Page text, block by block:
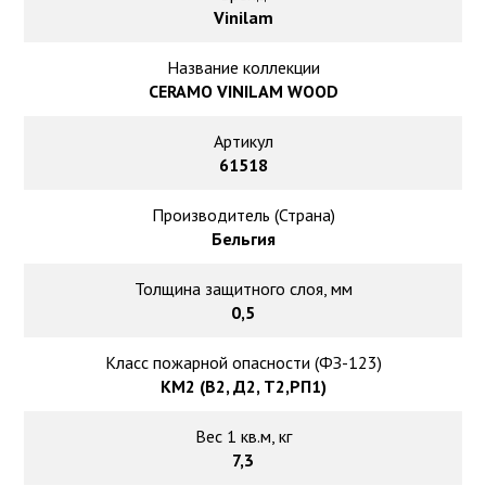
Ковролин оптом
Vinilam
Название коллекции
CERAMO VINILAM WOOD
Артикул
61518
Производитель (Страна)
Бельгия
Толщина защитного слоя, мм
0,5
Класс пожарной опасности (ФЗ-123)
КМ2 (В2, Д2, Т2,РП1)
Вес 1 кв.м, кг
7,3